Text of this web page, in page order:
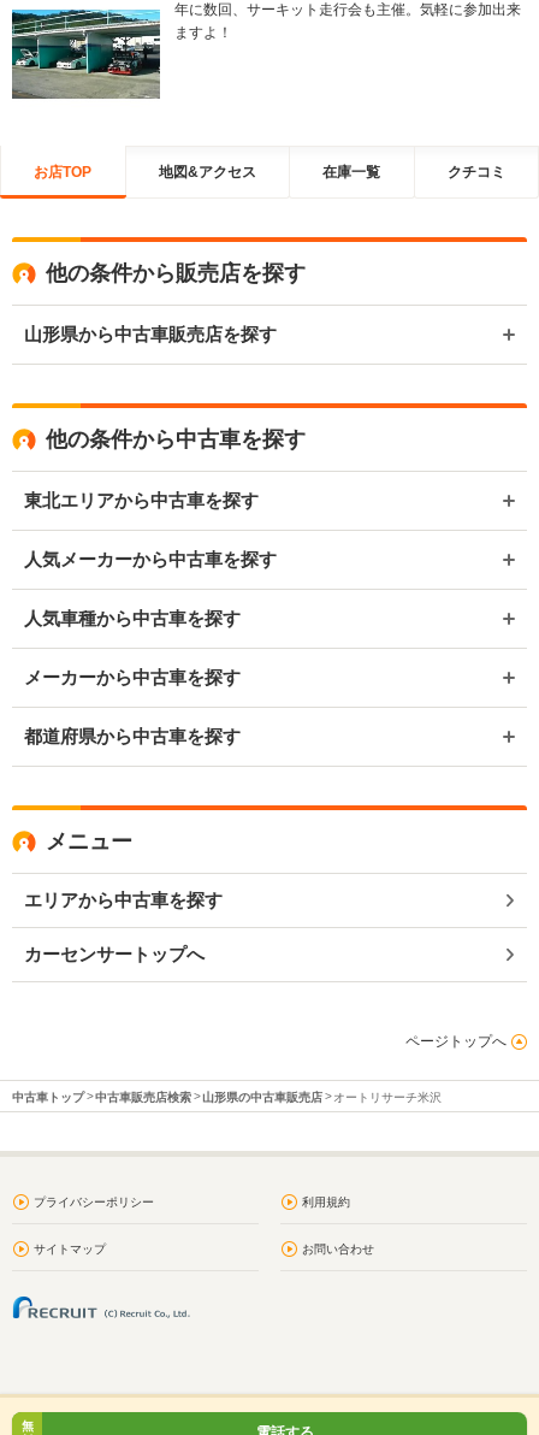
年に数回、サーキット走行会も主催。気軽に参加出来
ますよ！
お店TOP 地図&アクセス 在庫一覧 クチコミ
他の条件から販売店を探す
山形県から中古車販売店を探す
他の条件から中古車を探す
東北エリアから中古車を探す
人気メーカーから中古車を探す
人気車種から中古車を探す
メーカーから中古車を探す
都道府県から中古車を探す
メニュー
エリアから中古車を探す
カーセンサートップへ
ページトップへ
中古車トップ 中古車販売店検索 山形県の中古車販売店 オートリサーチ米沢
プライバシーポリシー 利用規約
サイトマップ お問い合わせ
無